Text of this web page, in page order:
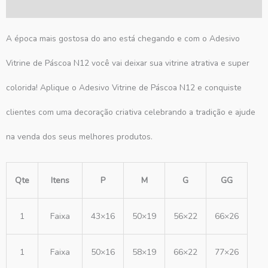
A época mais gostosa do ano está chegando e com o Adesivo
Vitrine de Páscoa N12 você vai deixar sua vitrine atrativa e super
colorida! Aplique o Adesivo Vitrine de Páscoa N12 e conquiste
clientes com uma decoração criativa celebrando a tradição e ajude
na venda dos seus melhores produtos.
Qte Itens P M G GG
1 Faixa 43×16 50×19 56×22 66×26
1 Faixa 50×16 58×19 66×22 77×26